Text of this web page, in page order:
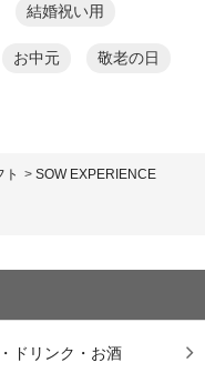
結婚祝い用
お中元 敬老の日
ト > SOW EXPERIENCE
ドリンク・お酒